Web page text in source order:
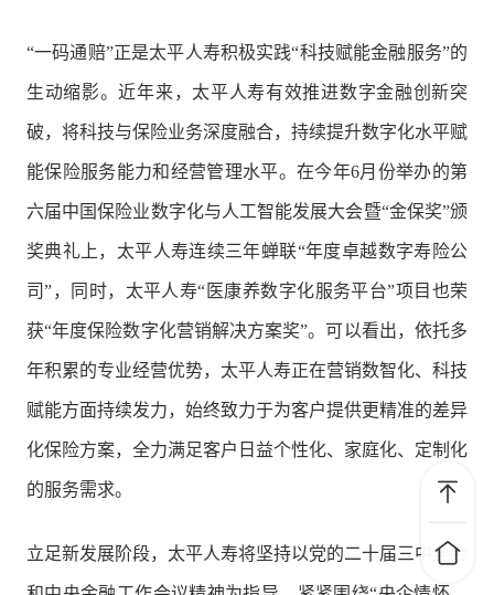
“一码通赔”正是太平人寿积极实践“科技赋能金融服务”的
生动缩影。近年来，太平人寿有效推进数字金融创新突
破，将科技与保险业务深度融合，持续提升数字化水平赋
能保险服务能力和经营管理水平。在今年6月份举办的第
六届中国保险业数字化与人工智能发展大会暨“金保奖”颁
奖典礼上，太平人寿连续三年蝉联“年度卓越数字寿险公
司”，同时，太平人寿“医康养数字化服务平台”项目也荣
获“年度保险数字化营销解决方案奖”。可以看出，依托多
年积累的专业经营优势，太平人寿正在营销数智化、科技
赋能方面持续发力，始终致力于为客户提供更精准的差异
化保险方案，全力满足客户日益个性化、家庭化、定制化
的服务需求。
立足新发展阶段，太平人寿将坚持以党的二十届三中全会